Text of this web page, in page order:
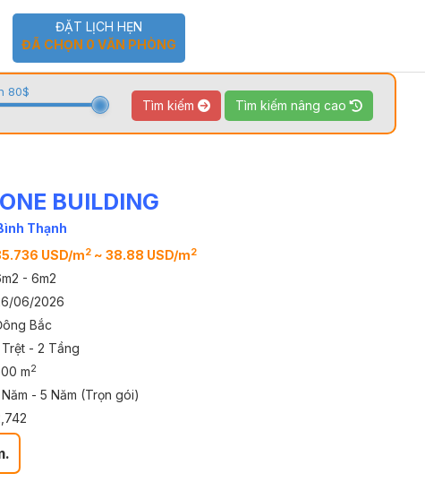
ĐẶT LỊCH HẸN
ĐÃ CHỌN 0 VĂN PHÒNG
80$
Tìm kiếm Tìm kiếm nâng cao
TOUR 360
BUILDING
Thạnh
USD/m2 ~ 38.88 USD/m2
- 6m2
06/2026
Bắc
Trệt - 2 Tầng
m2
Năm - 5 Năm (Trọn gói)